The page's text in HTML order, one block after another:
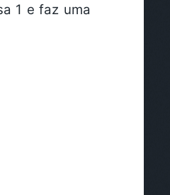
1 e faz uma